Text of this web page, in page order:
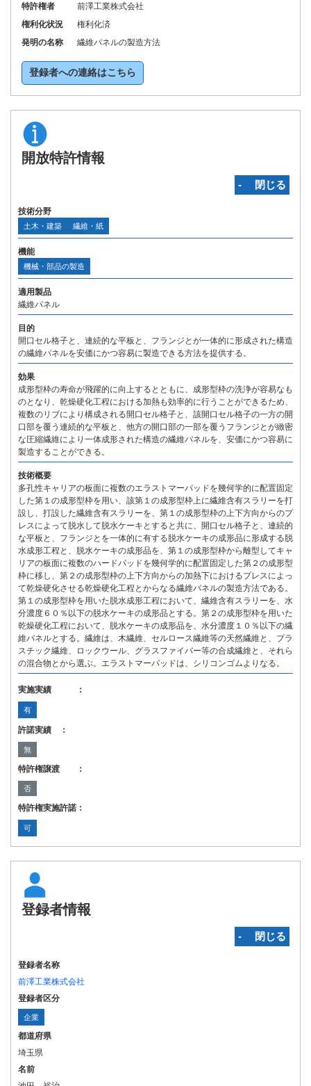
特許権者
前澤工業株式会社
権利化状況
権利化済
発明の名称
繊維パネルの製造方法
登録者への連絡はこちら
開放特許情報
‐ 閉じる
技術分野
土木・建築 繊維・紙
機能
機械・部品の製造
適用製品
繊維パネル
目的
開口セル格子と、連続的な平板と、フランジとが一体的に形成された構造
の繊維パネルを安価にかつ容易に製造できる方法を提供する。
効果
成形型枠の寿命が飛躍的に向上するとともに、成形型枠の洗浄が容易なも
のとなり、乾燥硬化工程における加熱も効率的に行うことができるため、
複数のリブにより構成される開口セル格子と、該開口セル格子の一方の開
口部を覆う連続的な平板と、他方の開口部の一部を覆うフランジとが緻密
な圧縮繊維により一体成形された構造の繊維パネルを、安価にかつ容易に
製造することができる。
技術概要
多孔性キャリアの板面に複数のエラストマーパッドを幾何学的に配置固定
した第１の成形型枠を用い、該第１の成形型枠上に繊維含有スラリーを打
設し、打設した繊維含有スラリーを、第１の成形型枠の上下方向からのプ
レスによって脱水して脱水ケーキとすると共に、開口セル格子と、連続的
な平板と、フランジとを一体的に有する脱水ケーキの成形品に形成する脱
水成形工程と、脱水ケーキの成形品を、第１の成形型枠から離型してキャ
リアの板面に複数のハードパッドを幾何学的に配置固定した第２の成形型
枠に移し、第２の成形型枠の上下方向からの加熱下におけるプレスによっ
て乾燥硬化させる乾燥硬化工程とからなる繊維パネルの製造方法である。
第１の成形型枠を用いた脱水成形工程において、繊維含有スラリーを、水
分濃度６０％以下の脱水ケーキの成形品とする。第２の成形型枠を用いた
乾燥硬化工程において、脱水ケーキの成形品を、水分濃度１０％以下の繊
維パネルとする。繊維は、木繊維、セルロース繊維等の天然繊維と、プラ
スチック繊維、ロックウール、グラスファイバー等の合成繊維と、それら
の混合物とから選ぶ。エラストマーパッドは、シリコンゴムよりなる。
実施実績 ：
有
許諾実績 ：
無
特許権譲渡 ：
否
特許権実施許諾：
可
登録者情報
‐ 閉じる
登録者名称
前澤工業株式会社
登録者区分
企業
都道府県
埼玉県
名前